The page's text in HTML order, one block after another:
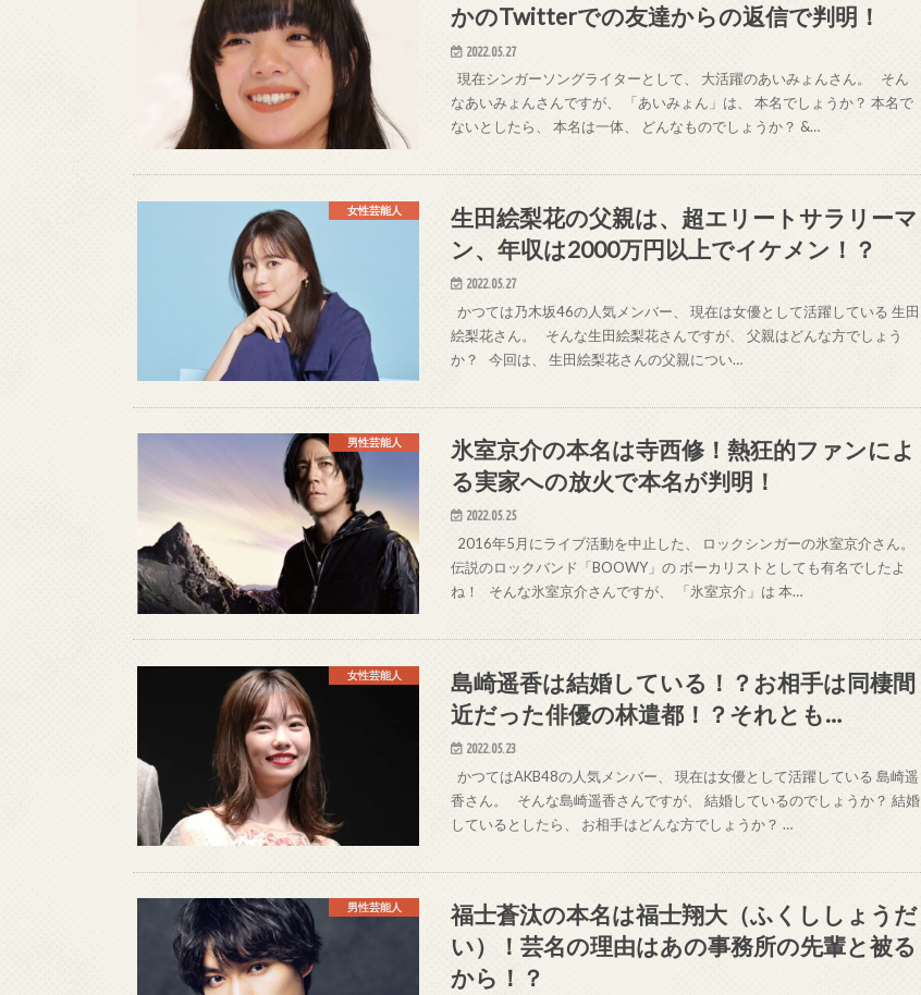
かのTwitterでの友達からの返信で判明！
2022.05.27
現在シンガーソングライターとして、 大活躍のあいみょんさん。 そん
なあいみょんさんですが、 「あいみょん」は、 本名でしょうか？ 本名で
ないとしたら、 本名は一体、 どんなものでしょうか？ &…
女性芸能人
生田絵梨花の父親は、超エリートサラリーマ
ン、年収は2000万円以上でイケメン！？
2022.05.27
かつては乃木坂46の人気メンバー、 現在は女優として活躍している 生田
絵梨花さん。 そんな生田絵梨花さんですが、 父親はどんな方でしょう
か？ 今回は、 生田絵梨花さんの父親につい…
男性芸能人
氷室京介の本名は寺西修！熱狂的ファンによ
る実家への放火で本名が判明！
2022.05.25
2016年5月にライブ活動を中止した、 ロックシンガーの氷室京介さん。
伝説のロックバンド「BOOWY」の ボーカリストとしても有名でしたよ
ね！ そんな氷室京介さんですが、 「氷室京介」は 本…
女性芸能人
島崎遥香は結婚している！？お相手は同棲間
近だった俳優の林遣都！？それとも…
2022.05.23
かつてはAKB48の人気メンバー、 現在は女優として活躍している 島崎遥
香さん。 そんな島崎遥香さんですが、 結婚しているのでしょうか？ 結婚
しているとしたら、 お相手はどんな方でしょうか？ …
男性芸能人
福士蒼汰の本名は福士翔大（ふくししょうだ
い）！芸名の理由はあの事務所の先輩と被る
から！？